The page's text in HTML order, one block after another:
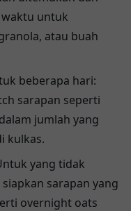
untuk
atau buah
beberapa hari:
sarapan seperti
jumlah yang
kulkas.
yang tidak
sarapan yang
overnight oats